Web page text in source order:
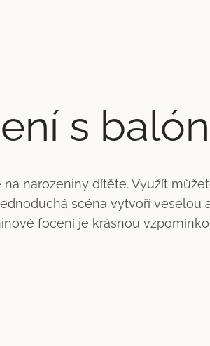
s
narozeniny dítěte. Využít
scéna vytvoří veselou
focení je krásnou